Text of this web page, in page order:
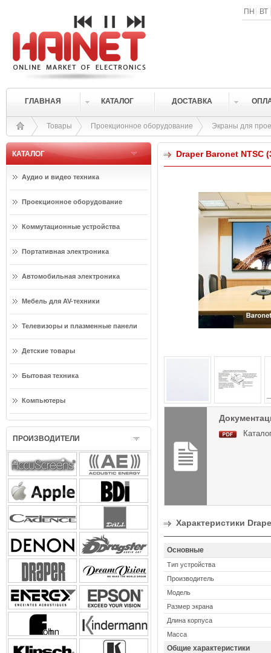
ПН ВТ
ГЛАВНАЯ КАТАЛОГ ДОСТАВКА
Товары Проекционное оборудование Экраны для
КАТАЛОГ
Аудио и видео техника
Проекционное оборудование
Коммутационные устройства
Портативная электроника
Автомобильная электроника
Мебель для AV-техники
Телевизоры и плазменные панели
Детские товары
Бытовая техника
Компьютеры
ПРОИЗВОДИТЕЛИ
Draper Baronet NTSC
Характеристики
Основные
Тип устройства
Производитель
Модель
Размер экрана
Длина корпуса
Масса
Общие характеристики